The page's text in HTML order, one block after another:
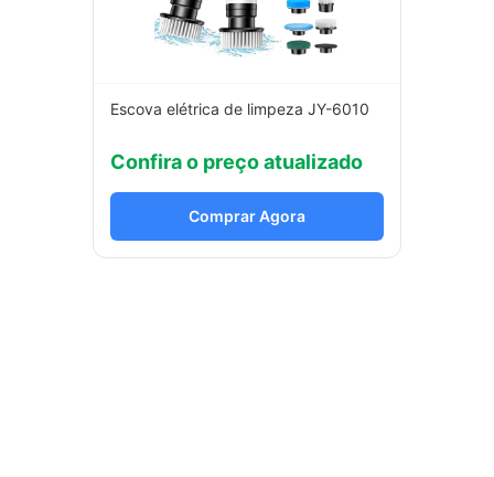
Escova elétrica de limpeza JY-6010
Confira o preço atualizado
Comprar Agora